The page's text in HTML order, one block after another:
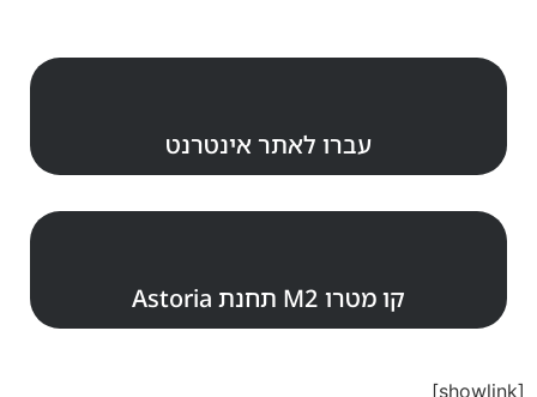
עברו לאתר אינטרנט
קו מטרו M2 תחנת Astoria
[showlink]